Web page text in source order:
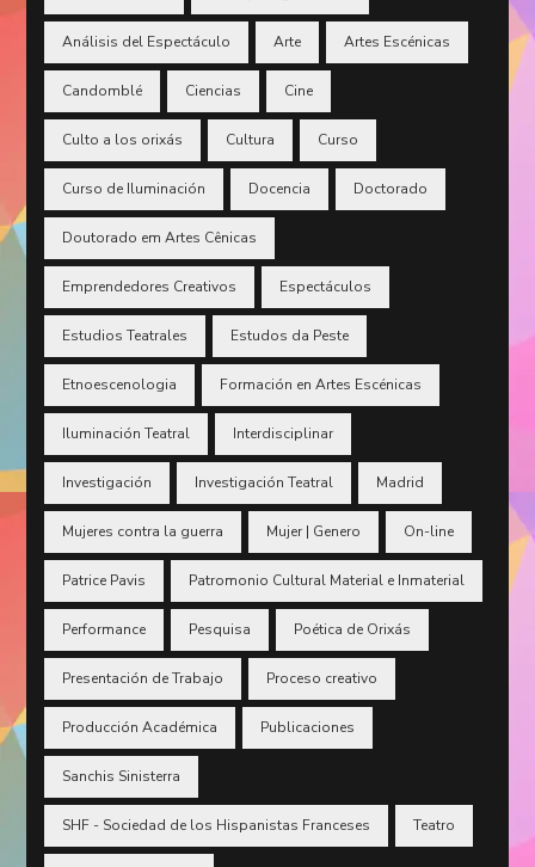
Análisis del Espectáculo Arte Artes Escénicas
Candomblé Ciencias Cine
Culto a los orixás Cultura Curso
Curso de Iluminación Docencia Doctorado
Doutorado em Artes Cênicas
Emprendedores Creativos Espectáculos
Estudios Teatrales Estudos da Peste
Etnoescenologia Formación en Artes Escénicas
Iluminación Teatral Interdisciplinar
Investigación Investigación Teatral Madrid
Mujeres contra la guerra Mujer | Genero On-line
Patrice Pavis Patromonio Cultural Material e Inmaterial
Performance Pesquisa Poética de Orixás
Presentación de Trabajo Proceso creativo
Producción Académica Publicaciones
Sanchis Sinisterra
SHF - Sociedad de los Hispanistas Franceses Teatro